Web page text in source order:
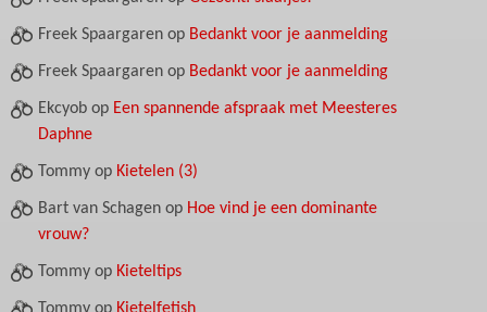
Freek Spaargaren op Bedankt voor je aanmelding
Freek Spaargaren op Bedankt voor je aanmelding
Ekcyob op Een spannende afspraak met Meesteres
Daphne
Tommy op Kietelen (3)
Bart van Schagen op Hoe vind je een dominante
vrouw?
Tommy op Kieteltips